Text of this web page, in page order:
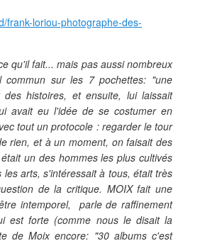
frank-loriou-photographe-des-
qu'il fait... mais pas aussi nombreux
sur les 7 pochettes: "une
histoires, et ensuite, lui laissait
avait eu l'idée de se costumer en
tout un protocole : regarder le tour
rien, et à un moment, on faisait des
un des hommes les plus cultivés
arts, s'intéressait à tous, était très
de la critique. MOIX fait une
intemporel, parle de raffinement
est forte (comme nous le disait la
de Moix encore: "30 albums c'est